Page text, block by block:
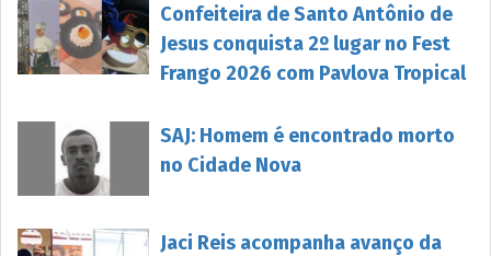
Confeiteira de Santo Antônio de
Jesus conquista 2º lugar no Fest
Frango 2026 com Pavlova Tropical
SAJ: Homem é encontrado morto
no Cidade Nova
Jaci Reis acompanha avanço da